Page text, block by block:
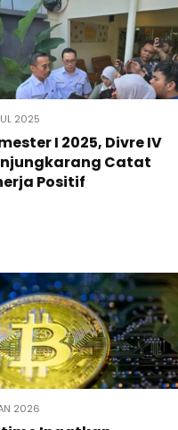
2025
I 2025, Divre IV
Catat
Positif
2026